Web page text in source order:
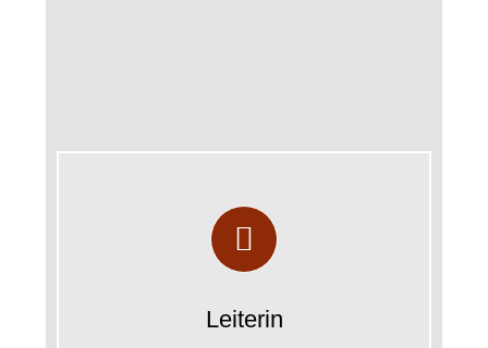
Leiterin
Pflegedienstleitung und
Pflegelotsin
Frau Sandra Preißner...Telefon: 08191/129-1777